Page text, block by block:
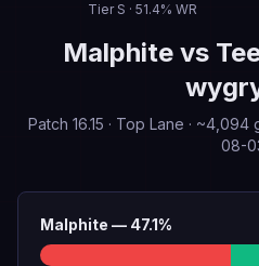
Tier S · 51.4% WR
Malphitevs
Patch 16.15 · Top Lane · ~4,094
08-
Malphite — 47.1%